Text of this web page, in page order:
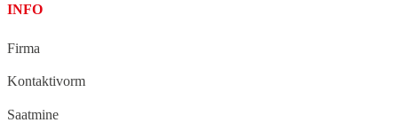
INFO
Firma
Kontaktivorm
Saatmine